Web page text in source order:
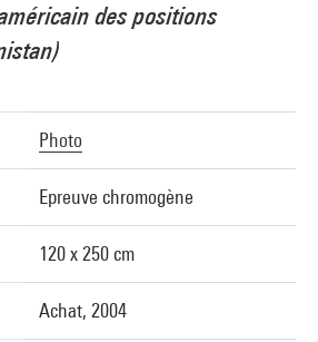
des positions
Photo
Epreuve chromogène
120 x 250 cm
Achat, 2004